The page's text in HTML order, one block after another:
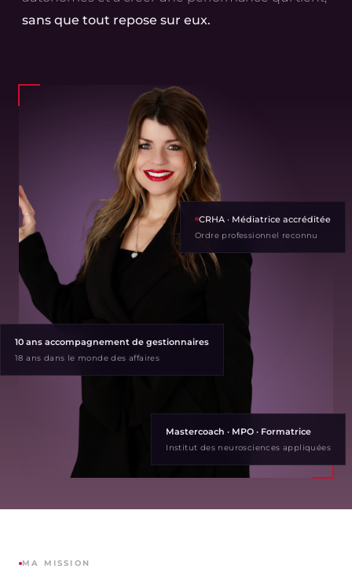
sans que tout repose sur eux.
CRHA · Médiatrice accréditée
Ordre professionnel reconnu
10 ans accompagnement de gestionnaires
18 ans dans le monde des affaires
Mastercoach · MPO · Formatrice
Institut des neurosciences appliquées
MA MISSION